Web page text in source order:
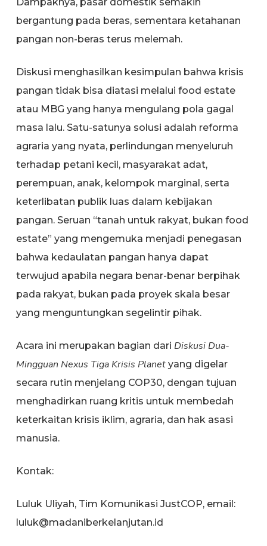
bergantung pada beras, sementara ketahanan
pangan non-beras terus melemah.
Diskusi menghasilkan kesimpulan bahwa krisis
pangan tidak bisa diatasi melalui food estate
atau MBG yang hanya mengulang pola gagal
masa lalu. Satu-satunya solusi adalah reforma
agraria yang nyata, perlindungan menyeluruh
terhadap petani kecil, masyarakat adat,
perempuan, anak, kelompok marginal, serta
keterlibatan publik luas dalam kebijakan
pangan. Seruan “tanah untuk rakyat, bukan food
estate” yang mengemuka menjadi penegasan
bahwa kedaulatan pangan hanya dapat
terwujud apabila negara benar-benar berpihak
pada rakyat, bukan pada proyek skala besar
yang menguntungkan segelintir pihak.
Acara ini merupakan bagian dari Diskusi Dua-
Mingguan Nexus Tiga Krisis Planetyang digelar
secara rutin menjelang COP30, dengan tujuan
menghadirkan ruang kritis untuk membedah
keterkaitan krisis iklim, agraria, dan hak asasi
manusia.
Kontak:
Luluk Uliyah, Tim Komunikasi JustCOP, email:
luluk@madaniberkelanjutan.id